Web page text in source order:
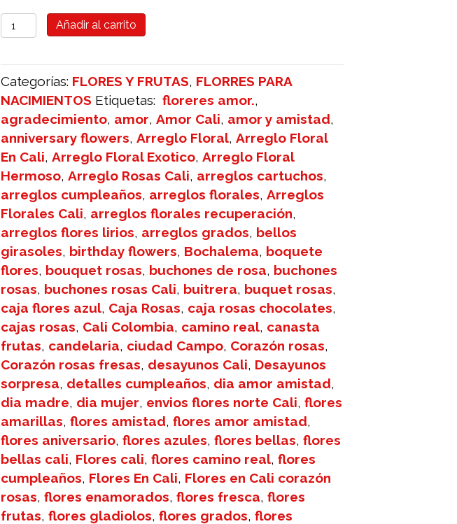
Ramo
con
rosas
blancas
cantidad
Añadir al carrito
Categorías: FLORES Y FRUTAS, FLORRES PARA
NACIMIENTOS Etiquetas: floreres amor.,
agradecimiento, amor,Amor Cali, amor y amistad,
anniversary flowers,Arreglo Floral,Arreglo Floral
En Cali,Arreglo Floral Exotico,Arreglo Floral
Hermoso,Arreglo Rosas Cali, arreglos cartuchos,
arreglos cumpleaños, arreglos florales,Arreglos
Florales Cali, arreglos florales recuperación,
arreglos flores lirios, arreglos grados, bellos
girasoles, birthday flowers, Bochalema, boquete
flores, bouquet rosas, buchones de rosa, buchones
rosas, buchones rosas Cali, buitrera, buquet rosas,
caja flores azul, Caja Rosas, caja rosas chocolates,
cajas rosas, Cali Colombia, camino real, canasta
frutas, candelaria, ciudad Campo, Corazón rosas,
Corazón rosas fresas, desayunos Cali, Desayunos
sorpresa, detalles cumpleaños, dia amor amistad,
dia madre, dia mujer, envios flores norte Cali,flores
amarillas,flores amistad,flores amor amistad,
flores aniversario,flores azules,flores bellas,flores
bellas cali, Flores cali,flores camino real,flores
cumpleaños, Flores En Cali, Flores en Cali corazón
rosas,flores enamorados,flores fresca,flores
frutas,flores gladiolos,flores grados,flores